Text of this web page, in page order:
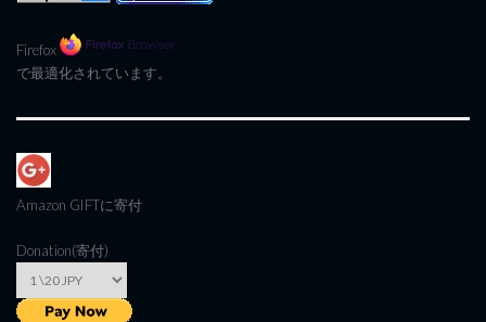
Firefox
で最適化されています。
Amazon GIFTに寄付
Donation(寄付)